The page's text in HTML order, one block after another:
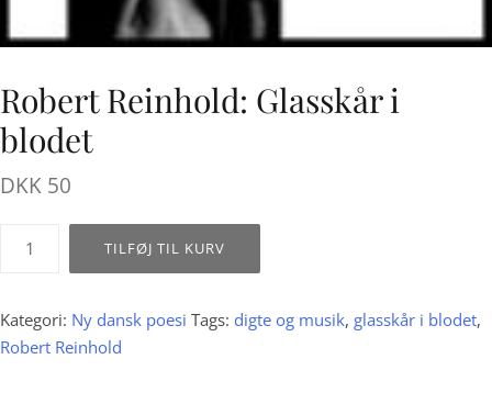
Robert Reinhold: Glasskår i
blodet
DKK 50
i
blodet
TILFØJ TIL KURV
Kategori: Ny dansk poesi Tags: digte og musik, glasskår i blodet,
Robert Reinhold